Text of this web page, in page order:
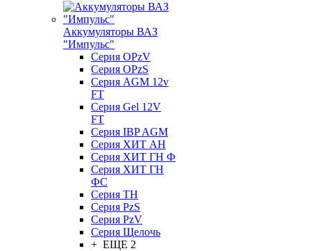
Аккумуляторы ВАЗ
"Импульс"
Серия OPzV
Серия OPzS
Серия AGM 12v
FT
Серия Gel 12V
FT
Серия IBP AGM
Серия ХИТ АН
Серия ХИТ ГН Ф
Серия ХИТ ГН
ФС
Серия ТН
Серия PzS
Серия PzV
Серия Щелочь
+ ЕЩЕ 2